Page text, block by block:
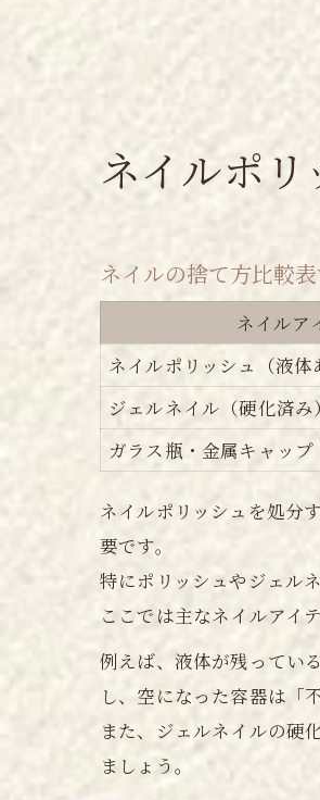
ネイルポ
ネイルの捨て方比較
ネイルア
ネイルポリッシュ（液体
ジェルネイル（硬化済み）
ガラス瓶・金属キャップ
ネイルポリッシュを処分
要です。
特にポリッシュやジェル
ここでは主なネイルアイ
例えば、液体が残ってい
し、空になった容器は「
また、ジェルネイルの硬
ましょう。